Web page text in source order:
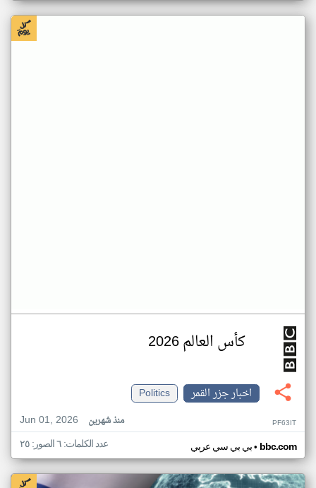
كأس العالم 2026
اخبار جزر القمر
Politics
Jun 01, 2026
منذ شهرين PF63IT
بي بي سي عربي• bbc.com عدد الكلمات: ٦ الصور: ٢٥